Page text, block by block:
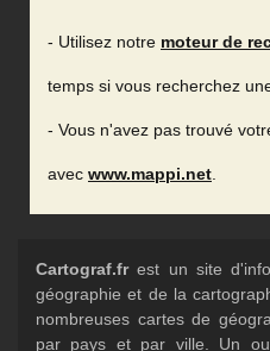
- Utilisez notre moteur de
temps si vous recherchez
- Vous n'avez pas trouvé
avec www.mappi.net
Cartograf.frest un site
géographie et de la
nombreuses cartes de
par pays et par ville. Un